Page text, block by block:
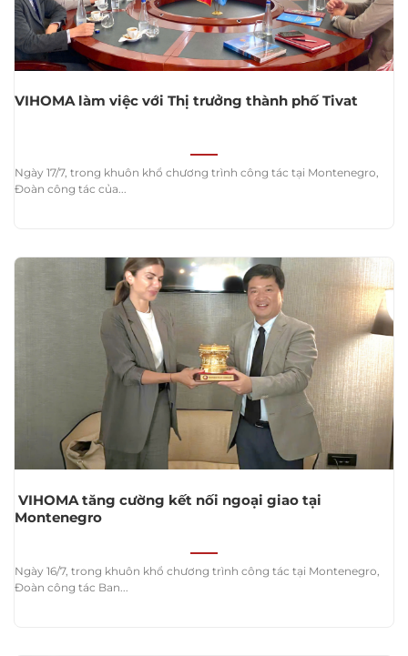
VIHOMA làm việc với Thị trưởng thành phố Tivat
Ngày 17/7, trong khuôn khổ chương trình công tác tại Montenegro,
Đoàn công tác của...
VIHOMA tăng cường kết nối ngoại giao tại
Montenegro
Ngày 16/7, trong khuôn khổ chương trình công tác tại Montenegro,
Đoàn công tác Ban...